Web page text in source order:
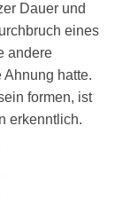
Dauer und
eines
andere
hatte.
formen, ist
erkenntlich.